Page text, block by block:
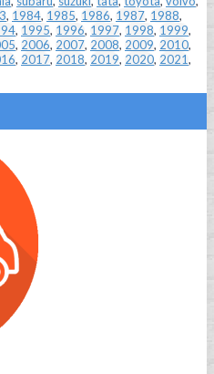
, 1984, 1985, 1986, 1987, 1988,
, 1995, 1996, 1997, 1998, 1999,
, 2006, 2007, 2008, 2009, 2010,
, 2017, 2018, 2019, 2020, 2021,